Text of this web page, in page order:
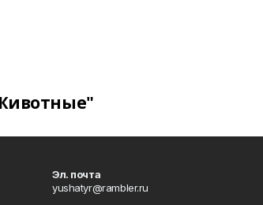
Эл. почта
yushatyr@rambler.ru